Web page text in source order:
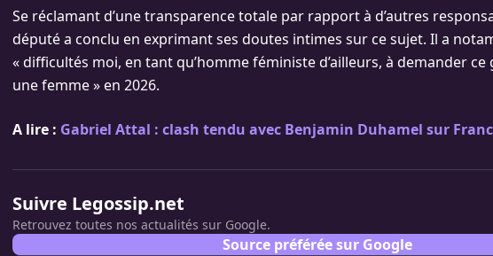
Se réclamant d’une transparence totale par rapport à d’autres
député a conclu en exprimant ses doutes intimes sur ce sujet. Il a
« difficultés moi, en tant qu’homme féministe d’ailleurs, à demander ce
une femme » en 2026.
A lire : Gabriel Attal : clash tendu avec Benjamin Duhamel sur
Suivre Legossip.net
Retrouvez toutes nos actualités sur Google.
Source préférée sur Google